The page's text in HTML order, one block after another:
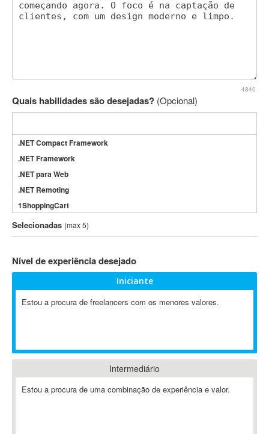
4840
Quais habilidades são desejadas? (Opcional)
.NET Compact Framework
.NET Framework
.NET para Web
.NET Remoting
1ShoppingCart
3DS Max
3GSM
802.11
A-GPS
ABAP
Abaqus
ABBYY FineReader
Selecionadas (max 5)
Nível de experiência desejado
Iniciante
Estou a procura de freelancers com os menores valores.
Intermediário
Estou a procura de uma combinação de experiência e valor.